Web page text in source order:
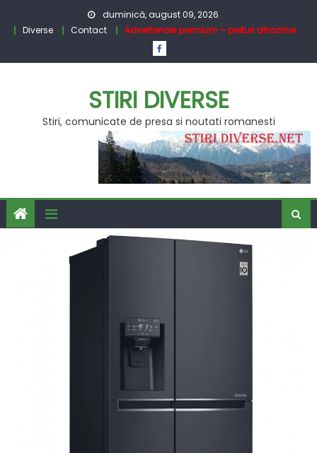
duminică, august 09, 2026
Diverse
Contact Advertoriale premium – preturi atractive
STIRI DIVERSE
Stiri, comunicate de presa si noutati romanesti